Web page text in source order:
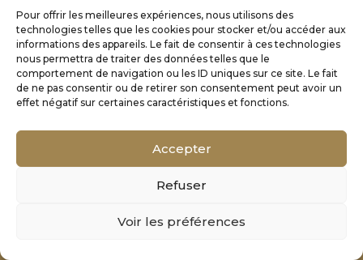
Pour offrir les meilleures expériences, nous utilisons des
technologies telles que les cookies pour stocker et/ou accéder aux
informations des appareils. Le fait de consentir à ces technologies
nous permettra de traiter des données telles que le
comportement de navigation ou les ID uniques sur ce site. Le fait
de ne pas consentir ou de retirer son consentement peut avoir un
effet négatif sur certaines caractéristiques et fonctions.
Accepter
Refuser
Voir les préférences
Mentions Légales